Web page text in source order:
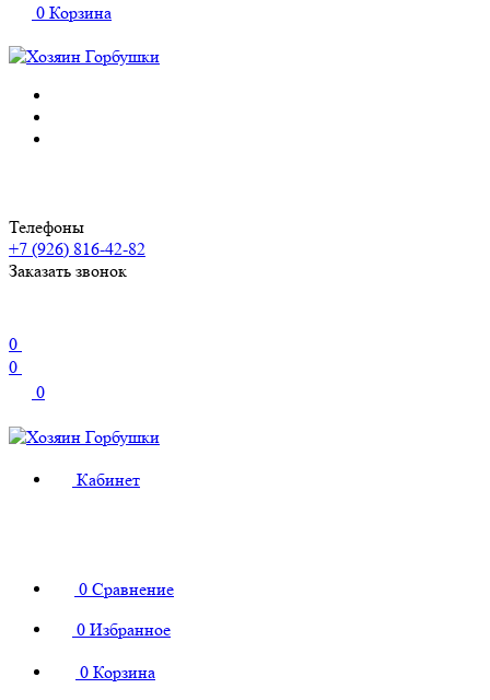
0 Корзина
Телефоны
+7 (926) 816-42-82
Заказать звонок
0
0
0
Кабинет
0 Сравнение
0 Избранное
0 Корзина